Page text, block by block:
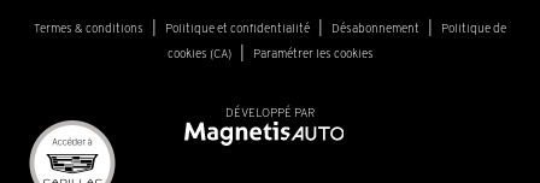
Termes & conditions | Politique et confidentialité | Désabonnement |
Politique de
cookies (CA)| Paramétrer les cookies
DÉVELOPPÉ PAR